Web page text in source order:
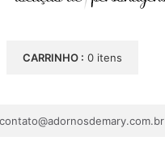
CARRINHO : 0 itens
contato@adornosdemary.com.br